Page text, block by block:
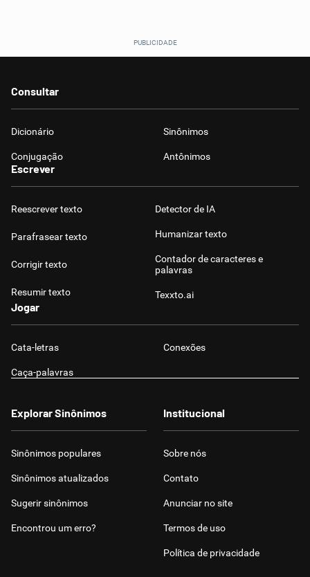
Consultar
Dicionário Sinônimos
Conjugação Antônimos
Escrever
Reescrever texto
Parafrasear texto
Corrigir texto
Resumir texto
Detector de IA
Humanizar texto
Contador de caracteres e
palavras
Texxto.ai
Jogar
Cata-letras Conexões
Caça-palavras
Explorar Sinônimos
Sinônimos populares
Sinônimos atualizados
Sugerir sinônimos
Encontrou um erro?
Institucional
Sobre nós
Contato
Anunciar no site
Termos de uso
Política de privacidade